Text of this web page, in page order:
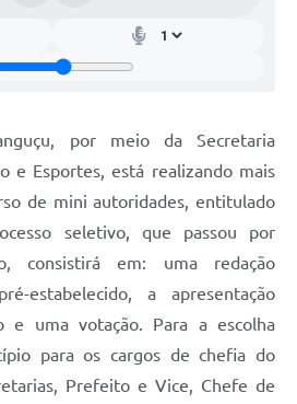
por meio da Secretaria
e Esportes, está realizando mais
de mini autoridades, entitulado
seletivo, que passou por
consistirá em: uma redação
estabelecido, a apresentação
uma votação. Para a escolha
para os cargos de chefia do
Prefeito e Vice, Chefe de